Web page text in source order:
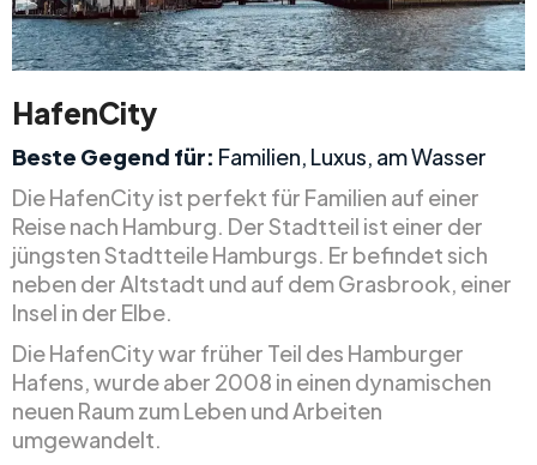
HafenCity
Beste Gegend für: Familien, Luxus, am Wasser
Die HafenCity ist perfekt für Familien auf einer
Reise nach Hamburg. Der Stadtteil ist einer der
jüngsten Stadtteile Hamburgs. Er befindet sich
neben der Altstadt und auf dem Grasbrook, einer
Insel in der Elbe.
Die HafenCity war früher Teil des Hamburger
Hafens, wurde aber 2008 in einen dynamischen
neuen Raum zum Leben und Arbeiten
umgewandelt.